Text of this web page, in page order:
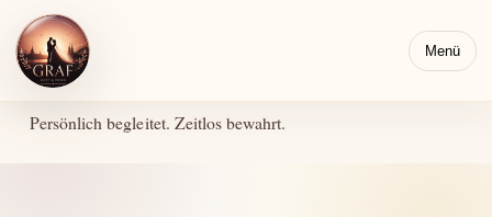
Menü
Persönlich begleitet. Zeitlos bewahrt.